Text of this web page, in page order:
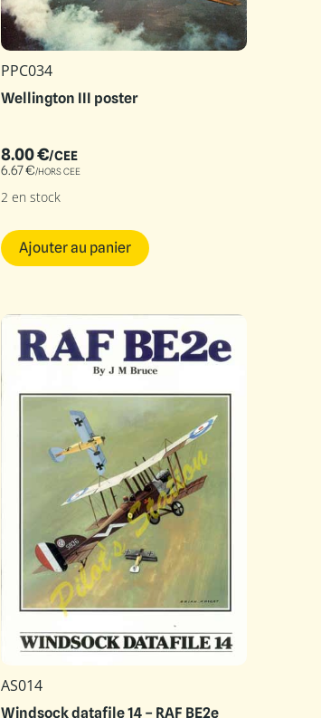
PPC034
Wellington III poster
8.00€/CEE
6.67€/HORS CEE
2 en stock
Ajouter au panier
AS014
Windsock datafile 14 – RAF BE2e